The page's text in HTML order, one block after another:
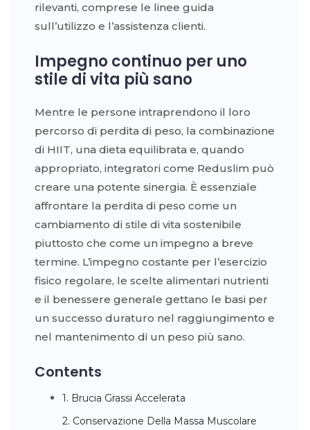
rilevanti, comprese le linee guida
sull’utilizzo e l’assistenza clienti.
Impegno continuo per uno
stile di vita più sano
Mentre le persone intraprendono il loro
percorso di perdita di peso, la combinazione
di HIIT, una dieta equilibrata e, quando
appropriato, integratori come Reduslim può
creare una potente sinergia. È essenziale
affrontare la perdita di peso come un
cambiamento di stile di vita sostenibile
piuttosto che come un impegno a breve
termine. L’impegno costante per l’esercizio
fisico regolare, le scelte alimentari nutrienti
e il benessere generale gettano le basi per
un successo duraturo nel raggiungimento e
nel mantenimento di un peso più sano.
Contents
1. Brucia Grassi Accelerata
2. Conservazione Della Massa Muscolare